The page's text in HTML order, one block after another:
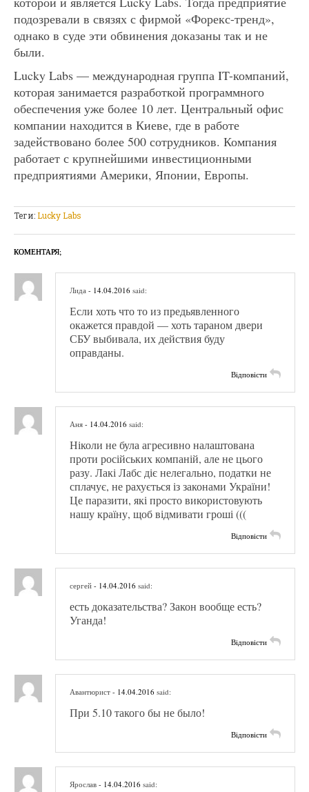
подозревали в связях с фирмой «Форекс-тренд»,
однако в суде эти обвинения доказаны так и не
были.
Lucky Labs — международная группа IT-компаний,
которая занимается разработкой программного
обеспечения уже более 10 лет. Центральный офис
компании находится в Киеве, где в работе
задействовано более 500 сотрудников. Компания
работает с крупнейшими инвестиционными
предприятиями Америки, Японии, Европы.
Теги:Lucky Labs
КОМЕНТАРЯ;
Лида - 14.04.2016 said:
Если хоть что то из предьявленного
окажется правдой — хоть тараном двери
СБУ выбивала, их действия буду
оправданы.
Відповісти
Аня - 14.04.2016 said:
Ніколи не була агресивно налаштована
проти російських компаній, але не цього
разу. Лакі Лабс діє нелегально, податки не
сплачує, не рахується із законами України!
Це паразити, які просто використовують
нашу країну, щоб відмивати гроші (((
Відповісти
сергей - 14.04.2016 said:
есть доказательства? Закон вообще есть?
Уганда!
Відповісти
Авантюрист - 14.04.2016 said:
При 5.10 такого бы не было!
Відповісти
Ярослав - 14.04.2016 said: